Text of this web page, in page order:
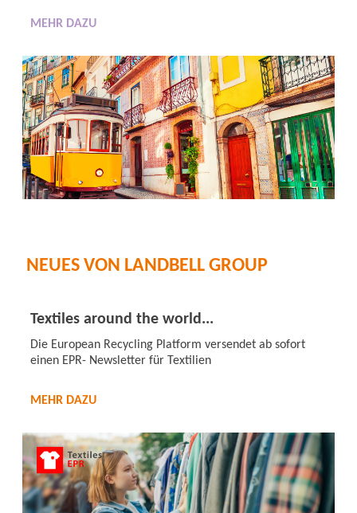
MEHR DAZU
NEUES VON LANDBELL GROUP
Textiles around the world...
Die European Recycling Platform versendet ab sofort
einen EPR- Newsletter für Textilien
MEHR DAZU